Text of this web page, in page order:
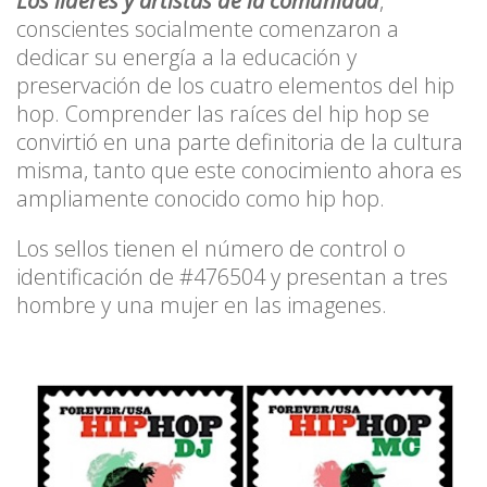
conscientes socialmente comenzaron a
dedicar su energía a la educación y
preservación de los cuatro elementos del hip
hop. Comprender las raíces del hip hop se
convirtió en una parte definitoria de la cultura
misma, tanto que este conocimiento ahora es
ampliamente conocido como hip hop.
Los sellos tienen el número de control o
identificación de #476504 y presentan a tres
hombre y una mujer en las imagenes.